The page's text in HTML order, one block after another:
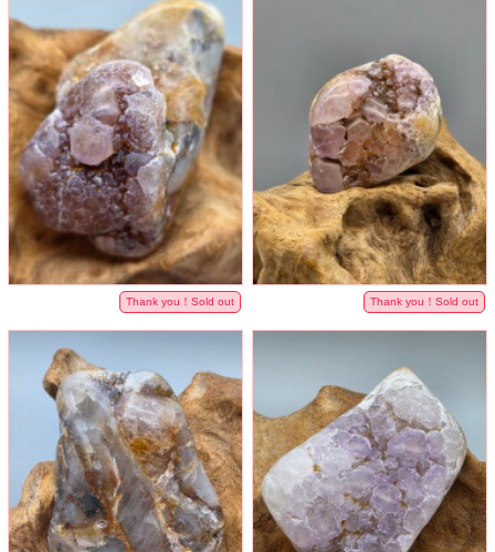
Thank you！Sold out Thank you！Sold out